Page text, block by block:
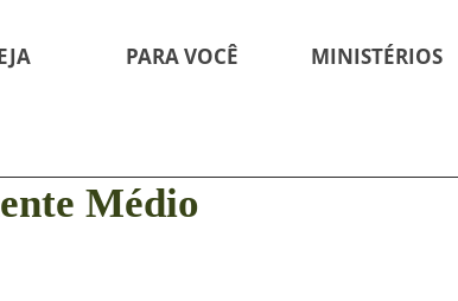
PARA VOCÊ MINISTÉRIOS
Médio